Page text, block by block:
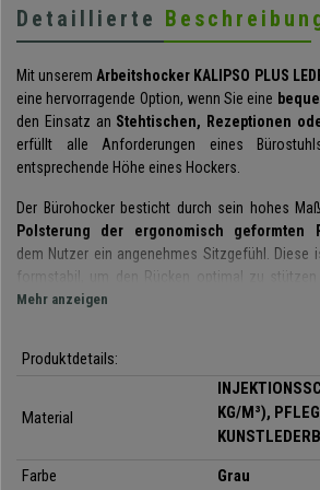
Detaillierte
Mit unseremArbeitshocker KALIPSO PLUS
eine hervorragende Option, wenn Sie eine
den Einsatz an Stehtischen, Rezeptionen
erfüllt alle Anforderungen eines
entsprechende Höhe eines Hockers.
Der Bürohocker besticht durch sein hohes
Polsterung der ergonomisch geformten
dem Nutzer ein angenehmes Sitzgefühl. Diese
formstabil, um den Rücken optimal zu stützen
vermeiden. Darüber hinaus kann die
formstabil.
Die Permanentkontaktmechanik
Rückenlehne, ohne den Winkel zum Sitz zu
Bewegungsfreiheit gewährleistet.
Mehr anzeigen
Produktdetails:
Material
KG/M³),
Farbe
Grau